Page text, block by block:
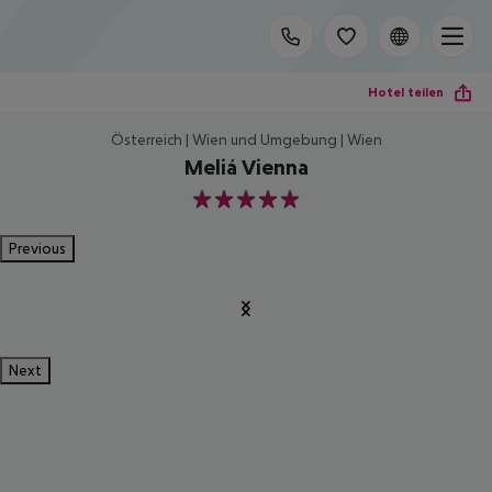
Hotel teilen
Österreich | Wien und Umgebung | Wien
Meliá Vienna
5
Previous
Next